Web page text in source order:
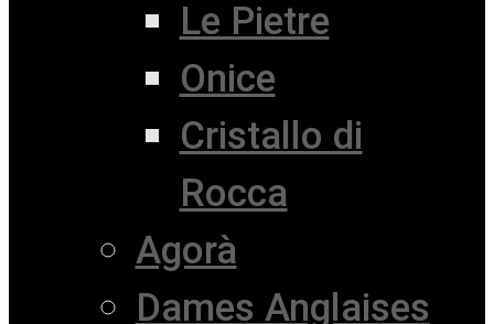
Le Pietre
Onice
Cristallo di
Rocca
Agorà
Dames Anglaises